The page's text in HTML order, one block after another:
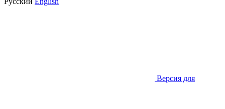
Версия для